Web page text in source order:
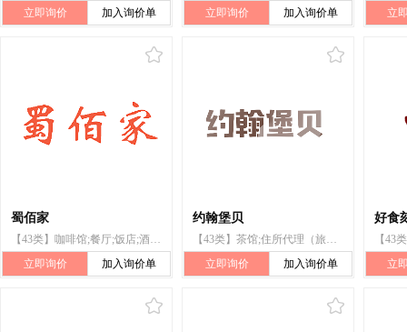
立即询价
加入询价单
立即询价
加入询价单 立
蜀佰家
【43类】咖啡馆;餐厅;饭店;酒吧服务;旅馆;茶馆;提供野营场地设施;养老院;托儿所服务;动物寄养
立即询价
加入询价单
约翰堡贝
【43类】茶馆;住所代理（旅馆、供膳寄宿处）;餐厅;外卖餐馆;自助餐馆;酒吧服务;咖啡馆;餐馆;快餐馆;饭店
立即询价
加入询价单
好食
立